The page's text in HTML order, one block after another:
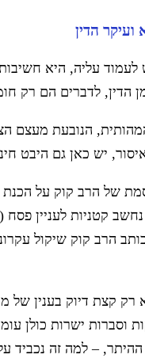
ועיקר הדין
לעמוד עליה, היא
הדין, לדברים הם רק
הנובעת מעצם
יש כאן גם היבט
של הרב קוק על הכנת
קטניות לעניין
הרב קוק שיקול
רק קצת דיוק בענין של
וסברות ישרות כולן
– למה זה נכביד